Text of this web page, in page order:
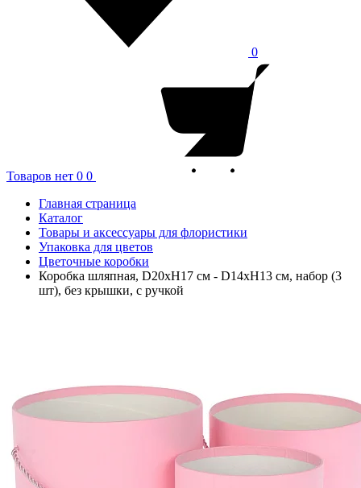
0
Товаров нет 0 0
Главная страница
Каталог
Товары и аксессуары для флористики
Упаковка для цветов
Цветочные коробки
Коробка шляпная, D20xH17 см - D14xH13 см, набор (3
шт), без крышки, с ручкой